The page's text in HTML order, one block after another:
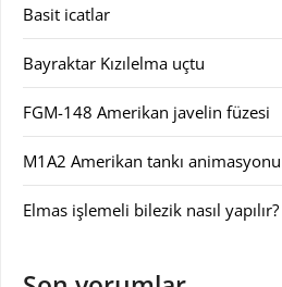
Basit icatlar
Bayraktar Kızılelma uçtu
FGM-148 Amerikan javelin füzesi
M1A2 Amerikan tankı animasyonu
Elmas işlemeli bilezik nasıl yapılır?